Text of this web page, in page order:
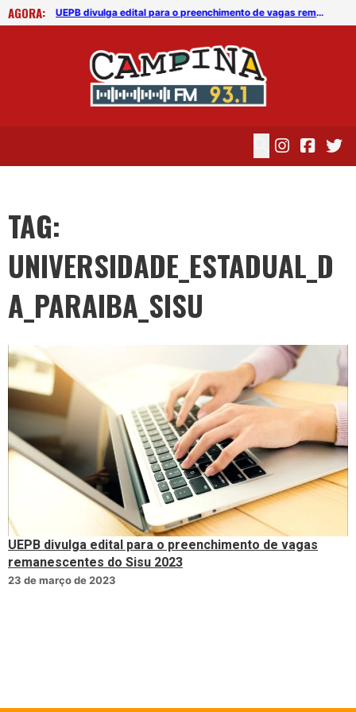
AGORA:
UEPB divulga edital para o preenchimento de vagas remanescentes do Sisu 2023 UEPB divulga edital para o preenchimento de vagas remanescentes do Sisu 2023
TAG:
UNIVERSIDADE_ESTADUAL_D
A_PARAIBA_SISU
UEPB divulga edital para o preenchimento de vagas
remanescentes do Sisu 2023
23 de março de 2023